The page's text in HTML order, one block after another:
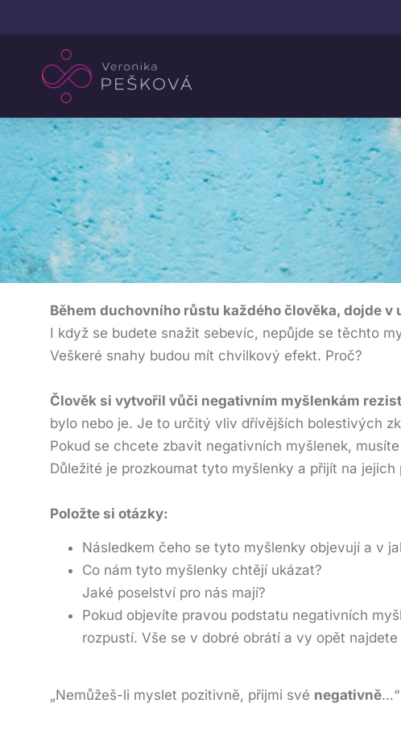
Během duchovního růstu každého člověka, dojde
I když se budete snažit sebevíc, nepůjde se těchto
Veškeré snahy budou mít chvilkový efekt. Proč?
Člověk si vytvořil vůči negativním myšlenkám
bylo nebo je. Je to určitý vliv dřívějších bolestivých
Pokud se chcete zbavit negativních myšlenek,
Důležité je prozkoumat tyto myšlenky a přijít na jejich
Položte si otázky:
Následkem čeho se tyto myšlenky objevují a v
Co nám tyto myšlenky chtějí ukázat?
Jaké poselství pro nás mají?
Pokud objevíte pravou podstatu negativních
rozpustí. Vše se v dobré obrátí a vy opět
„Nemůžeš-li myslet pozitivně, přijmi své negativně…“